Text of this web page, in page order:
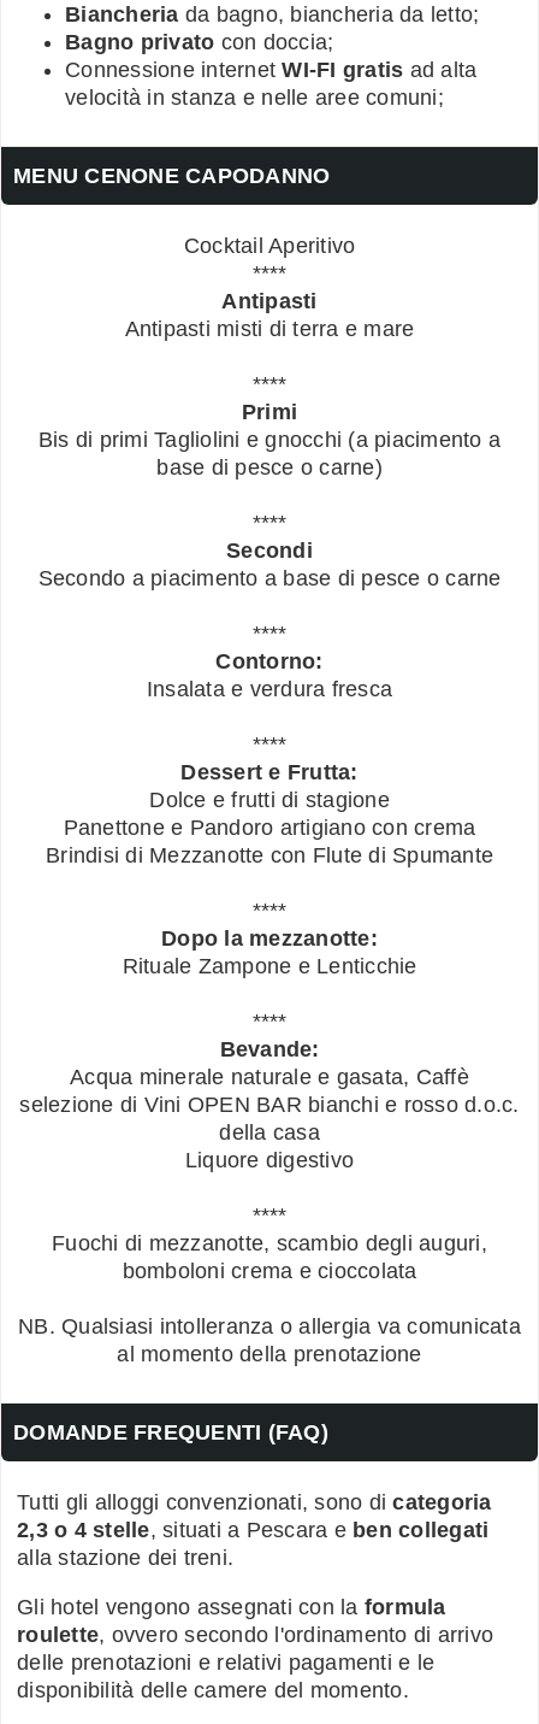
Biancheria da bagno, biancheria da letto;
Bagno privato con doccia;
Connessione internetWI-FI gratis ad alta
velocità in stanza e nelle aree comuni;
MENU CENONE CAPODANNO
Cocktail Aperitivo
****
Antipasti
Antipasti misti di terra e mare
****
Primi
Bis di primi Tagliolini e gnocchi (a piacimento a
base di pesce o carne)
****
Secondi
Secondo a piacimento a base di pesce o carne
****
Contorno:
Insalata e verdura fresca
****
Dessert e Frutta:
Dolce e frutti di stagione
Panettone e Pandoro artigiano con crema
Brindisi di Mezzanotte con Flute di Spumante
****
Dopo la mezzanotte:
Rituale Zampone e Lenticchie
****
Bevande:
Acqua minerale naturale e gasata, Caffè
selezione di Vini OPEN BAR bianchi e rosso d.o.c.
della casa
Liquore digestivo
****
Fuochi di mezzanotte, scambio degli auguri,
bomboloni crema e cioccolata
NB. Qualsiasi intolleranza o allergia va comunicata
al momento della prenotazione
DOMANDE FREQUENTI (FAQ)
Tutti gli alloggi convenzionati, sono dicategoria
2,3 o 4 stelle, situati a Pescara e ben collegati
alla stazione dei treni.
Gli hotel vengono assegnati con la formula
roulette, ovvero secondo l'ordinamento di arrivo
delle prenotazioni e relativi pagamenti e le
disponibilità delle camere del momento.